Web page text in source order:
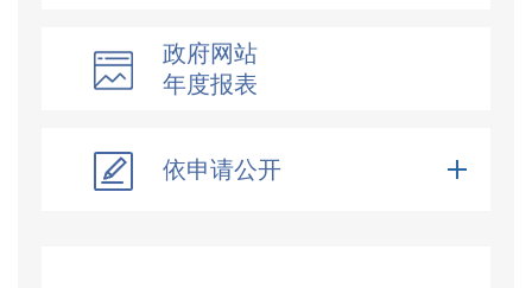
政府网站
年度报表
依申请公开